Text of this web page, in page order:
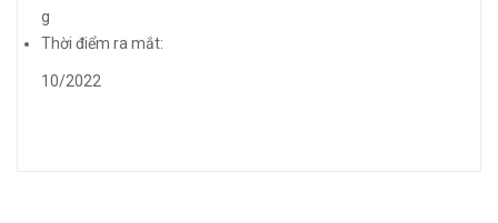
g
Thời điểm ra mắt:
10/2022